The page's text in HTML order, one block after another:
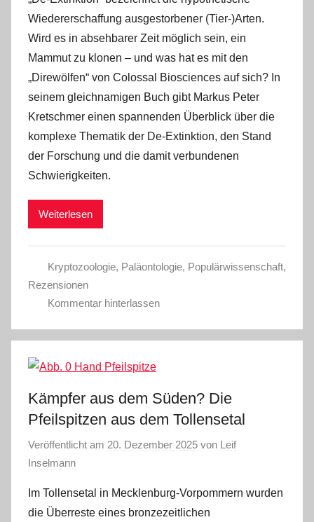
Wiedererschaffung ausgestorbener (Tier-)Arten.
Wird es in absehbarer Zeit möglich sein, ein
Mammut zu klonen – und was hat es mit den
„Direwölfen“ von Colossal Biosciences auf sich? In
seinem gleichnamigen Buch gibt Markus Peter
Kretschmer einen spannenden Überblick über die
komplexe Thematik der De-Extinktion, den Stand
der Forschung und die damit verbundenen
Schwierigkeiten.
Weiterlesen
Kryptozoologie, Paläontologie, Populärwissenschaft,
Rezensionen
Kommentar hinterlassen
Kämpfer aus dem Süden? Die
Pfeilspitzen aus dem Tollensetal
Veröffentlicht am 20. Dezember 2025 von Leif
Inselmann
Im Tollensetal in Mecklenburg-Vorpommern wurden
die Überreste eines bronzezeitlichen